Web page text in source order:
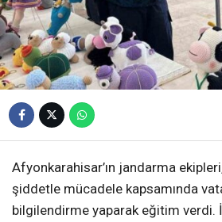
Afyonkarahisar’ın jandarma
şiddetle mücadele kapsamında
bilgilendirme yaparak eğitim verdi.